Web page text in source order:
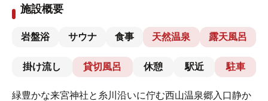
施設概要
岩盤浴 サウナ 食事 天然温泉 露天風呂
掛け流し 貸切風呂 休憩 駅近 駐車
緑豊かな来宮神社と糸川沿いに佇む西山温泉郷入口静か